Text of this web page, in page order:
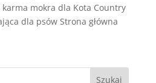
mokra dla Kota Country
dla psów Strona główna